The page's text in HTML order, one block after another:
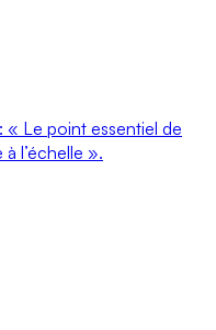
« Le point essentiel de
l’échelle ».